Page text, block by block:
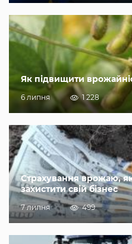
Як підвищити
6 липня 1 228
Страхування врожаю,
захистити свій бізнес
7 липня 499